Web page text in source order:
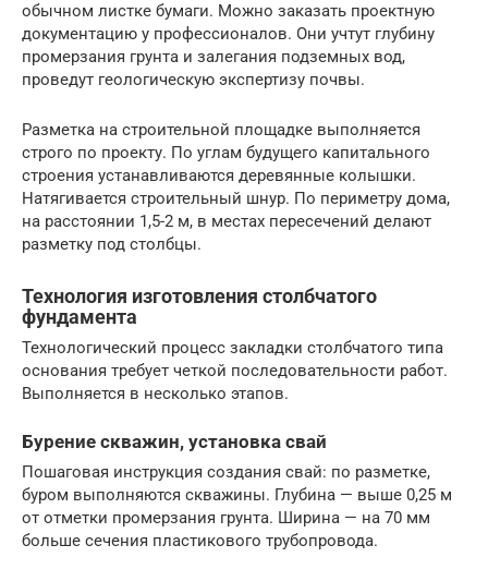
обычном листке бумаги. Можно заказать проектную
документацию у профессионалов. Они учтут глубину
промерзания грунта и залегания подземных вод,
проведут геологическую экспертизу почвы.
Разметка на строительной площадке выполняется
строго по проекту. По углам будущего капитального
строения устанавливаются деревянные колышки.
Натягивается строительный шнур. По периметру дома,
на расстоянии 1,5-2 м, в местах пересечений делают
разметку под столбцы.
Технология изготовления столбчатого
фундамента
Технологический процесс закладки столбчатого типа
основания требует четкой последовательности работ.
Выполняется в несколько этапов.
Бурение скважин, установка свай
Пошаговая инструкция создания свай: по разметке,
буром выполняются скважины. Глубина — выше 0,25 м
от отметки промерзания грунта. Ширина — на 70 мм
больше сечения пластикового трубопровода.